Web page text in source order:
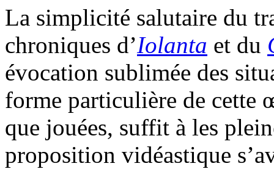
La simplicité salutaire du
chroniques d’Iolanta et du
évocation sublimée des
forme particulière de cette
que jouées, suffit à les
proposition vidéastique